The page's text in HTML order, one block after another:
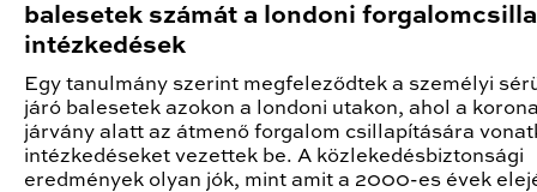
balesetek számát a londoni
intézkedések
Egy tanulmány szerint megfeleződtek a személyi
járó balesetek azokon a londoni utakon, ahol a
járvány alatt az átmenő forgalom csillapítására
intézkedéseket vezettek be. A közlekedésbiztonsági
eredmények olyan jók, mint amit a 2000-es évek